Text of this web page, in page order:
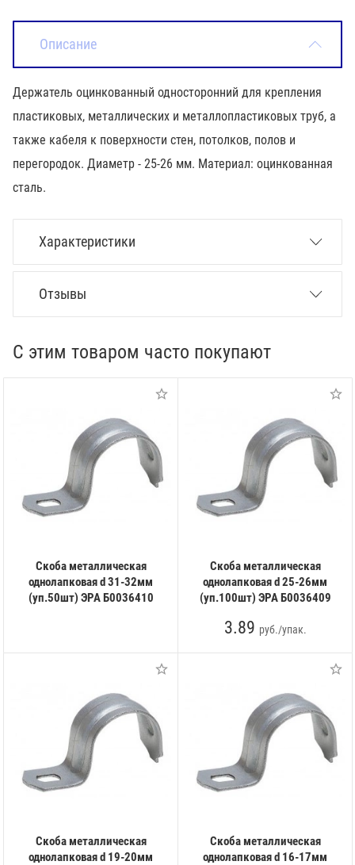
Описание
Держатель оцинкованный односторонний для крепления
пластиковых, металлических и металлопластиковых труб, а
также кабеля к поверхности стен, потолков, полов и
перегородок. Диаметр - 25-26 мм. Материал: оцинкованная
сталь.
Характеристики
Отзывы
С этим товаром часто покупают
Скоба металлическая
однолапковая d 31-32мм
(уп.50шт) ЭРА Б0036410
Скоба металлическая
однолапковая d 25-26мм
(уп.100шт) ЭРА Б0036409
3.89 руб./упак.
Скоба металлическая
однолапковая d 19-20мм
Скоба металлическая
однолапковая d 16-17мм